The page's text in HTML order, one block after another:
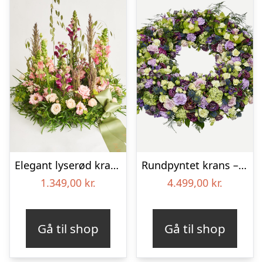
Elegant lyserød krans med bånd
1.349,00 kr.
Gå til shop
Rundpyntet krans – Et eksklusivt farvel
4.499,00 kr.
Gå til shop